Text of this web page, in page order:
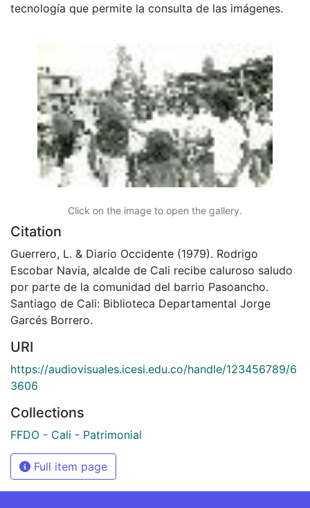
tecnología que permite la consulta de las imágenes.
Click on the image to open the gallery.
Citation
Guerrero, L. & Diario Occidente (1979). Rodrigo
Escobar Navia, alcalde de Cali recibe caluroso saludo
por parte de la comunidad del barrio Pasoancho.
Santiago de Cali: Biblioteca Departamental Jorge
Garcés Borrero.
URI
https://audiovisuales.icesi.edu.co/handle/123456789/6
3606
Collections
FFDO - Cali - Patrimonial
Full item page